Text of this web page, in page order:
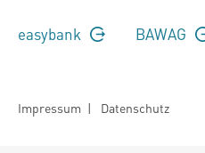
easybank BAWAG
Impressum | Datenschutz